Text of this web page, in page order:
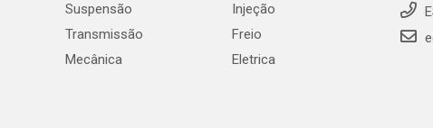
Suspensão
Transmissão
Mecânica
Injeção
Freio
Eletrica